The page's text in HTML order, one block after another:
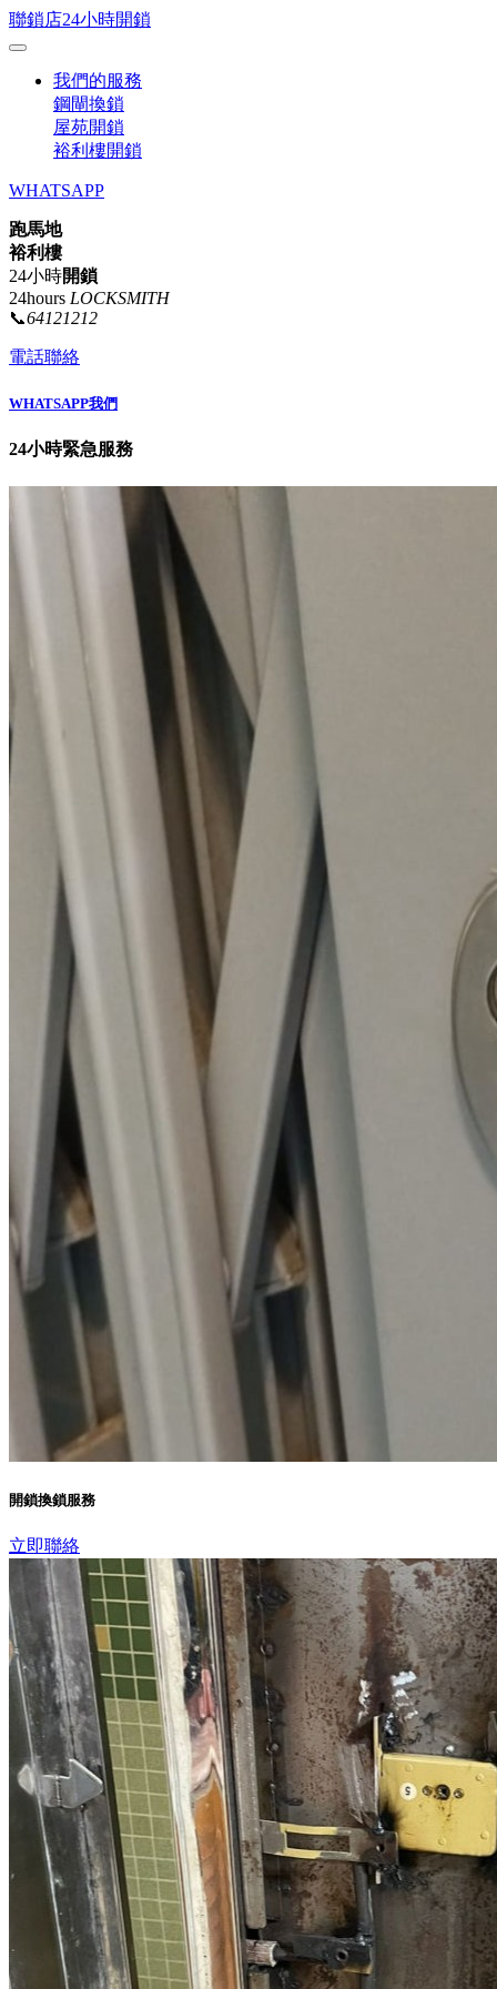
聯鎖店24小時開鎖
我們的服務
鋼閘換鎖
屋苑開鎖
裕利樓開鎖
WHATSAPP
跑馬地
裕利樓
24小時開鎖
24hours LOCKSMITH
📞64121212
電話聯絡
WHATSAPP我們
24小時緊急服務
開鎖換鎖服務
立即聯絡